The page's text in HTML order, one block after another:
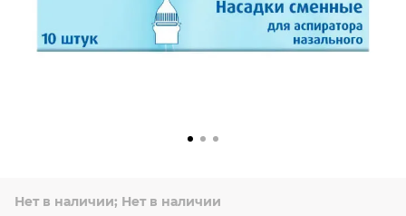
Нет в наличии; Нет в наличии